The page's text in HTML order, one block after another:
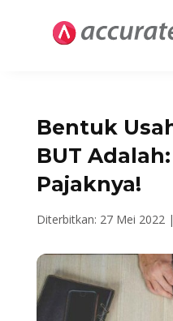
Bentuk
BUT
Pajaknya!
Diterbitkan: 27 Mei 2022